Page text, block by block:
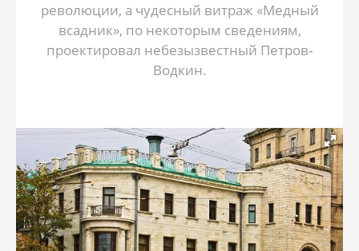
революции, а чудесный витраж «Медный
всадник», по некоторым сведениям,
проектировал небезызвестный Петров-
Водкин.